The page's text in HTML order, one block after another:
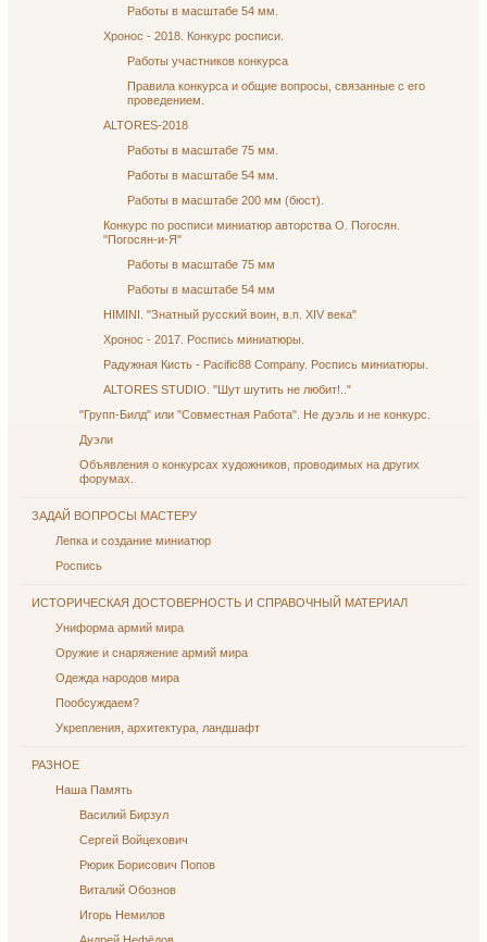
Работы в масштабе 54 мм.
Хронос - 2018. Конкурс росписи.
Работы участников конкурса
Правила конкурса и общие вопросы, связанные с его
проведением.
ALTORES-2018
Работы в масштабе 75 мм.
Работы в масштабе 54 мм.
Работы в масштабе 200 мм (бюст).
Конкурс по росписи миниатюр авторства О. Погосян.
"Погосян-и-Я"
Работы в масштабе 75 мм
Работы в масштабе 54 мм
HIMINI. "Знатный русский воин, в.п. XIV века"
Хронос - 2017. Роспись миниатюры.
Радужная Кисть - Pacific88 Company. Роспись миниатюры.
ALTORES STUDIO. "Шут шутить не любит!.."
"Групп-Билд" или "Совместная Работа". Не дуэль и не конкурс.
Дуэли
Объявления о конкурсах художников, проводимых на других
форумах.
ЗАДАЙ ВОПРОСЫ МАСТЕРУ
Лепка и создание миниатюр
Роспись
ИСТОРИЧЕСКАЯ ДОСТОВЕРНОСТЬ И СПРАВОЧНЫЙ МАТЕРИАЛ
Униформа армий мира
Оружие и снаряжение армий мира
Одежда народов мира
Пообсуждаем?
Укрепления, архитектура, ландшафт
РАЗНОЕ
Наша Память
Василий Бирзул
Сергей Войцехович
Рюрик Борисович Попов
Виталий Обознов
Игорь Немилов